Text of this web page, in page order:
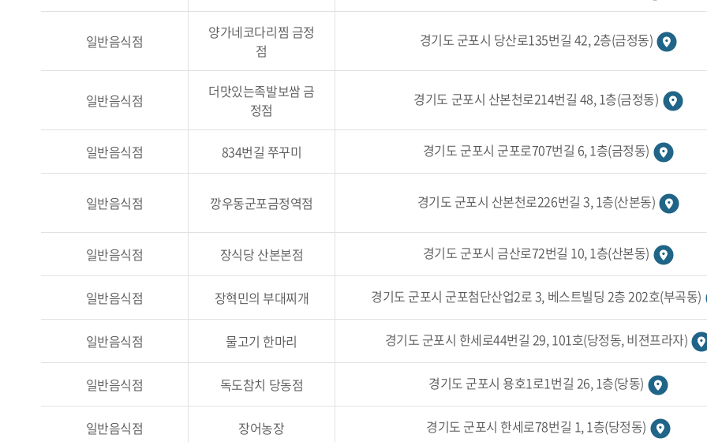
일반음식점
양가네코다리찜 금정
점
경기도 군포시 당산로135번길 42, 2층(금정동)
일반음식점
더맛있는족발보쌈 금
정점
경기도 군포시 산본천로214번길 48, 1층(금정동)
일반음식점 834번길 쭈꾸미 경기도 군포시 군포로707번길 6, 1층(금정동)
일반음식점 깡우동군포금정역점 경기도 군포시 산본천로226번길 3, 1층(산본동)
일반음식점 장식당 산본본점 경기도 군포시 금산로72번길 10, 1층(산본동)
일반음식점 장혁민의 부대찌개 경기도 군포시 군포첨단산업2로 3, 베스트빌딩 2층 202호(부곡동)
일반음식점 물고기 한마리 경기도 군포시 한세로44번길 29, 101호(당정동, 비젼프라자)
일반음식점 독도참치 당동점 경기도 군포시 용호1로1번길 26, 1층(당동)
일반음식점 장어농장 경기도 군포시 한세로78번길 1, 1층(당정동)